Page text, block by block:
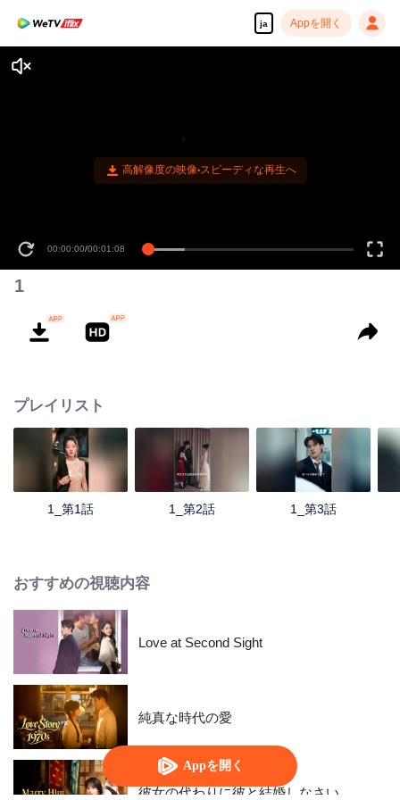
ja Appを開く
Appを開く
高解像度の映像•スピーディな再生へ
00:00:00/00:01:08
1
プレイリスト
1_第1話 1_第2話 1_第3話
おすすめの視聴内容
Love at Second Sight
純真な時代の愛
彼女の代わりに彼と結婚しなさい